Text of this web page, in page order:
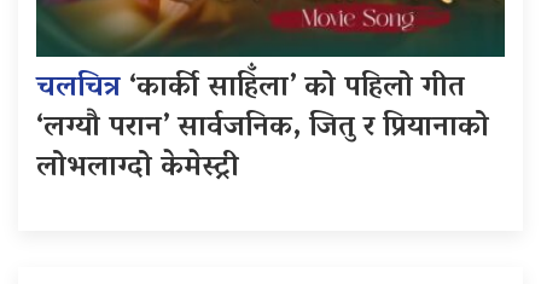
चलचित्र‘कार्की साहिँला’ को पहिलो गीत
‘लग्यौ परान’ सार्वजनिक, जितु र प्रियानाको
लोभलाग्दो केमेस्ट्री